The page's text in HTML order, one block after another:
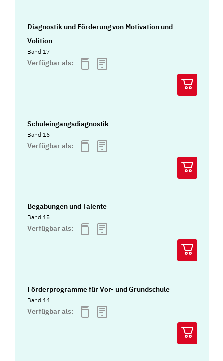
Diagnostik und Förderung von Motivation und
Volition
Band 17
Verfügbar als:
Schuleingangsdiagnostik
Band 16
Verfügbar als:
Begabungen und Talente
Band 15
Verfügbar als:
Förderprogramme für Vor- und Grundschule
Band 14
Verfügbar als: